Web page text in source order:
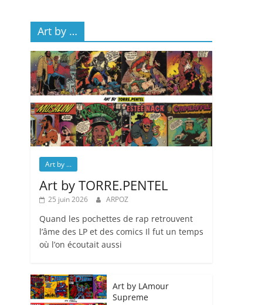
Art by …
Art by ...
Art by TORRE.PENTEL
25 juin 2026 ARPOZ
Quand les pochettes de rap retrouvent
l’âme des LP et des comics Il fut un temps
où l’on écoutait aussi
Art by LAmour
Supreme